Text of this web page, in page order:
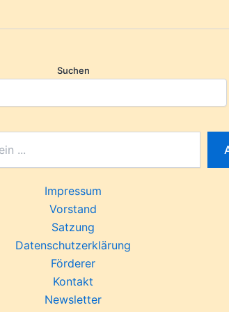
Suchen
Impressum
Vorstand
Satzung
Datenschutzerklärung
Förderer
Kontakt
Newsletter